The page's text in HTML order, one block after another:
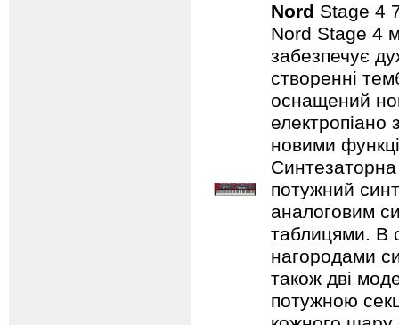
Nord Stage 4
Nord Stage 4
забезпечує
створенні
оснащений
електропіано
новими
потужний
аналоговим
таблицями. В
нагородами
також дві
потужною